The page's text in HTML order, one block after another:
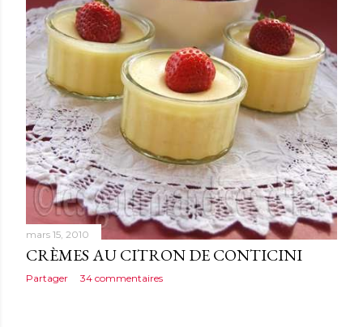
mars 15, 2010
CRÈMES AU CITRON DE CONTICINI
Partager 34 commentaires